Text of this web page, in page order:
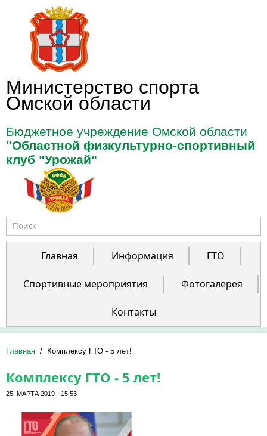
Перейти к основному содержанию
Министерство спорта
Омской области
Бюджетное учреждение Омской области
"Областной физкультурно-спортивный
клуб "Урожай"
Форма поиска
Главная
Информация ГТО
Спортивные мероприятия Фотогалерея
Контакты
Главная / Комплексу ГТО - 5 лет!
Комплексу ГТО - 5 лет!
25. МАРТА 2019 - 15:53